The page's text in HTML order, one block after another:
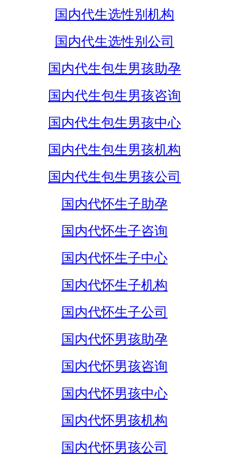
国内代生选性别机构
国内代生选性别公司
国内代生包生男孩助孕
国内代生包生男孩咨询
国内代生包生男孩中心
国内代生包生男孩机构
国内代生包生男孩公司
国内代怀生子助孕
国内代怀生子咨询
国内代怀生子中心
国内代怀生子机构
国内代怀生子公司
国内代怀男孩助孕
国内代怀男孩咨询
国内代怀男孩中心
国内代怀男孩机构
国内代怀男孩公司